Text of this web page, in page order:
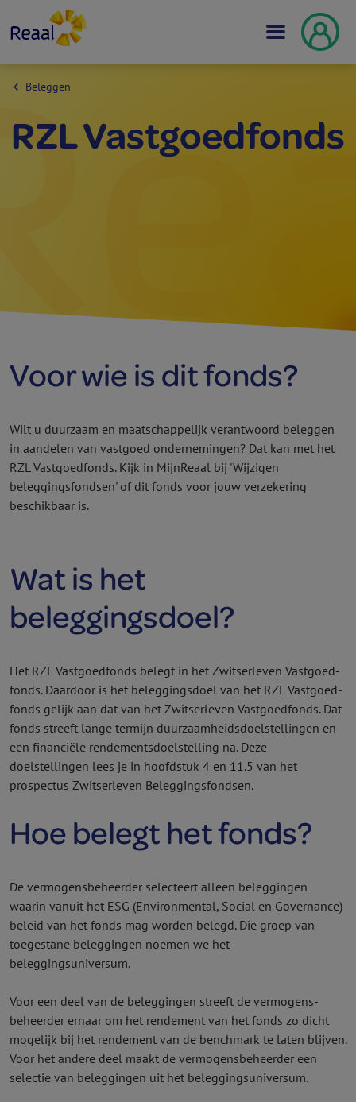
Beleggen
RZL Vastgoed­fonds
Voor wie is dit fonds?
Wilt u duurzaam en maatschappelijk verantwoord beleggen
in aandelen van vastgoed ondernemingen? Dat kan met het
RZL Vastgoed­fonds. Kijk in MijnReaal bij 'Wijzigen
beleggings­fondsen' of dit fonds voor jouw verzekering
beschikbaar is.
Wat is het
beleggingsdoel?
Het RZL Vastgoed­fonds belegt in het Zwitserleven Vastgoed­
fonds. Daardoor is het beleggingsdoel van het RZL Vastgoed­
fonds gelijk aan dat van het Zwitserleven Vastgoed­fonds. Dat
fonds streeft lange termijn duurzaamheidsdoelstellingen en
een financiële rendementsdoelstelling na. Deze
doelstellingen lees je in hoofdstuk 4 en 11.5 van het
prospectus Zwitserleven Beleggings­fondsen.
Hoe belegt het fonds?
De vermogens­beheerder selecteert alleen beleggingen
waarin vanuit het ESG (Environmental, Social en Governance)
beleid van het fonds mag worden belegd. Die groep van
toegestane beleggingen noemen we het
beleggingsuniversum.
Voor een deel van de beleggingen streeft de vermogens­
beheerder ernaar om het rendement van het fonds zo dicht
mogelijk bij het rendement van de benchmark te laten blijven.
Voor het andere deel maakt de vermogens­beheerder een
selectie van beleggingen uit het beleggingsuniversum.